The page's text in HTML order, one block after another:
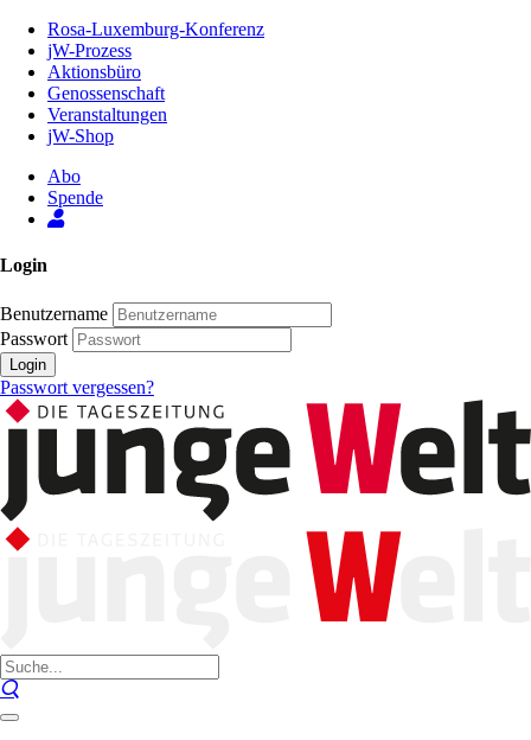
Inhalt
Seite
Rosa-Luxemburg-Konferenz
jW-Prozess
Aktionsbüro
Genossenschaft
Veranstaltungen
jW-Shop
Abo
Spende
Login
Benutzername
Passwort
Login
Passwort vergessen?